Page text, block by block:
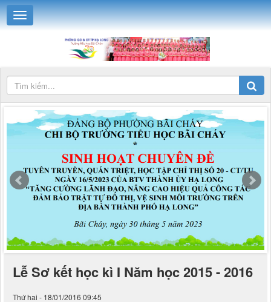
Lễ Sơ kết học kì I Năm học 2015 - 2016
Thứ hai - 18/01/2016 09:45